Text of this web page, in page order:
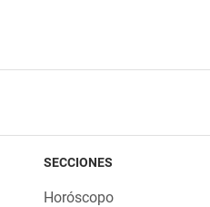
SECCIONES
Horóscopo